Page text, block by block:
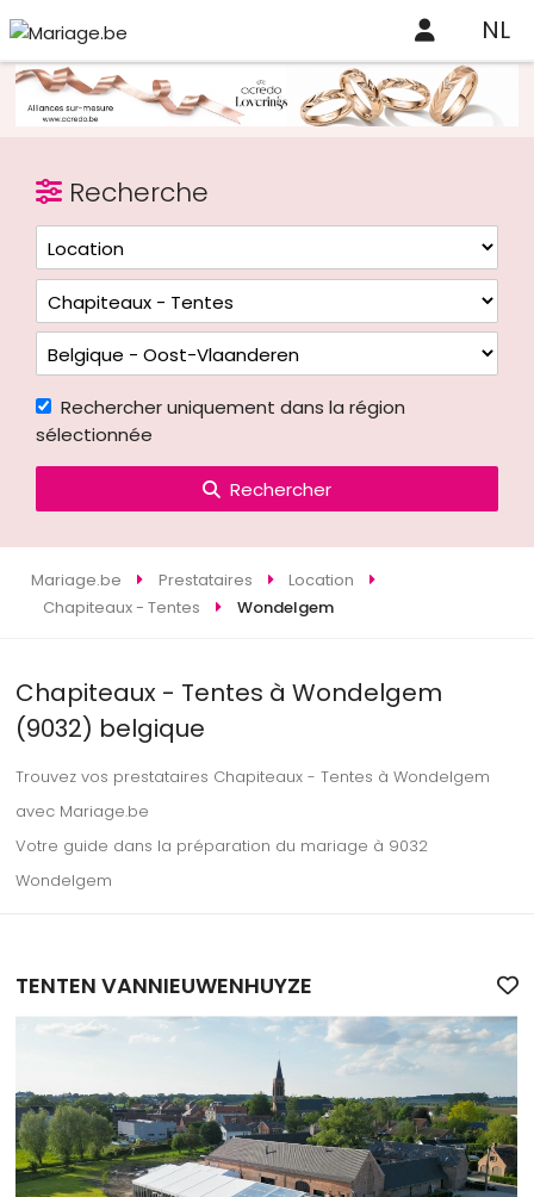
NL
Recherche
Rechercher uniquement dans la région
sélectionnée
Rechercher
Mariage.be Prestataires
Location
Chapiteaux - Tentes
Wondelgem
Chapiteaux - Tentes à Wondelgem
(9032) belgique
Trouvez vos prestataires Chapiteaux - Tentes à Wondelgem
avec Mariage.be
Votre guide dans la préparation du mariage à 9032
Wondelgem
TENTEN VANNIEUWENHUYZE